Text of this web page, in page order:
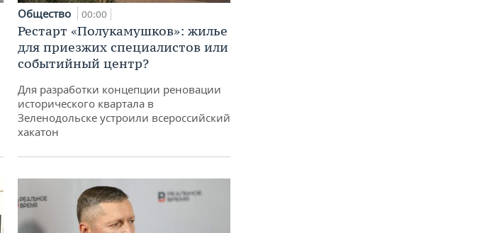
Общество 00:00
Рестарт «Полукамушков»: жилье
для приезжих специалистов или
событийный центр?
Для разработки концепции реновации
исторического квартала в
Зеленодольске устроили всероссийский
хакатон